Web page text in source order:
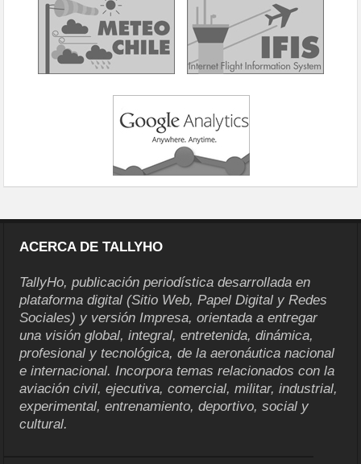
ACERCA DE TALLYHO
TallyHo, publicación periodística desarrollada en
plataforma digital (Sitio Web, Papel Digital y Redes
Sociales) y versión Impresa, orientada a entregar
una visión global, integral, entretenida, dinámica,
profesional y tecnológica, de la aeronáutica nacional
e internacional. Incorpora temas relacionados con la
aviación civil, ejecutiva, comercial, militar, industrial,
experimental, entrenamiento, deportivo, social y
cultural.